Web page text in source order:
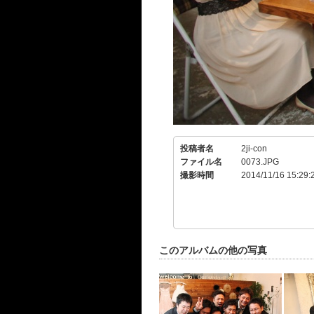
投稿者名
2ji-con
ファイル名
0073.JPG
撮影時間
2014/11/16
このアルバムの他の写真